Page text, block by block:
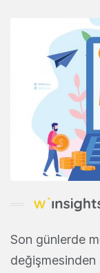
Son günlerde
değişmesinden